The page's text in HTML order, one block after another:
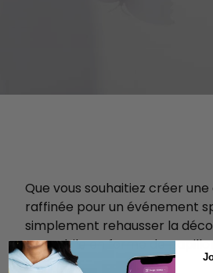
Que vous souhaitiez créer
raffinée pour un événement
simplement rehausser la
ce mobile en forme de
séduire.